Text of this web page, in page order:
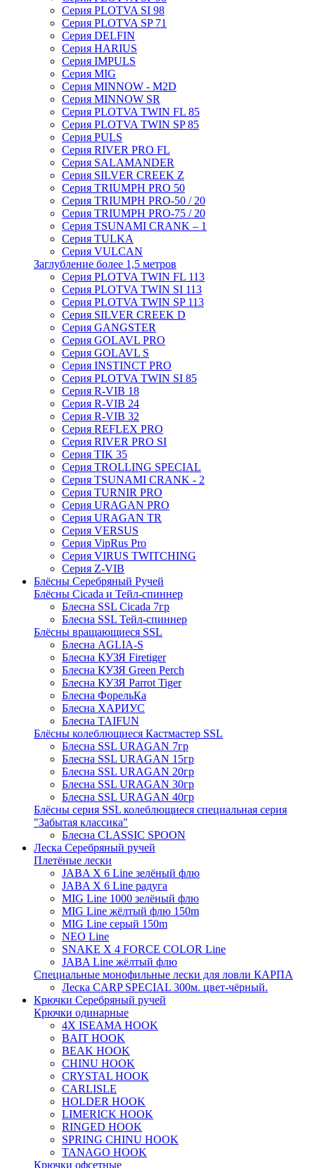
Серия PLOTVA SI 98
Серия PLOTVA SP 71
Серия DELFIN
Серия HARIUS
Серия IMPULS
Серия MIG
Серия MINNOW - M2D
Серия MINNOW SR
Серия PLOTVA TWIN FL 85
Серия PLOTVA TWIN SP 85
Серия PULS
Серия RIVER PRO FL
Серия SALAMANDER
Серия SILVER CREEK Z
Серия TRIUMPH PRO 50
Серия TRIUMPH PRO-50 / 20
Серия TRIUMPH PRO-75 / 20
Серия TSUNAMI CRANK – 1
Серия TULKA
Серия VULCAN
Заглубление более 1,5 метров
Серия PLOTVA TWIN FL 113
Серия PLOTVA TWIN SI 113
Серия PLOTVA TWIN SP 113
Серия SILVER CREEK D
Серия GANGSTER
Серия GOLAVL PRO
Серия GOLAVL S
Серия INSTINCT PRO
Серия PLOTVA TWIN SI 85
Серия R-VIB 18
Серия R-VIB 24
Серия R-VIB 32
Серия REFLEX PRO
Серия RIVER PRO SI
Серия TIK 35
Серия TROLLING SPECIAL
Серия TSUNAMI CRANK - 2
Серия TURNIR PRO
Серия URAGAN PRO
Серия URAGAN TR
Серия VERSUS
Серия VipRus Pro
Серия VIRUS TWITCHING
Серия Z-VIB
Блёсны Серебряный Ручей
Блёсны Cicada и Тейл-спиннер
Блесна SSL Cicada 7гр
Блесна SSL Тейл-спиннер
Блёсны вращающиеся SSL
Блесна AGLIA-S
Блесна КУЗЯ Firetiger
Блесна КУЗЯ Green Perch
Блесна КУЗЯ Parrot Tiger
Блесна ФорельКа
Блесна ХАРИУС
Блесна TAIFUN
Блёсны колеблющиеся Кастмастер SSL
Блесна SSL URAGAN 7гр
Блесна SSL URAGAN 15гр
Блесна SSL URAGAN 20гр
Блесна SSL URAGAN 30гр
Блесна SSL URAGAN 40гр
Блёсны серия SSL колеблющиеся специальная серия
"Забытая классика"
Блесна CLASSIC SPOON
Леска Серебряный ручей
Плетёные лески
JABA X 6 Line зелёный флю
JABA X 6 Line радуга
MIG Line 1000 зелёный флю
MIG Line жёлтый флю 150m
MIG Line серый 150m
NEO Line
SNAKE X 4 FORCE COLOR Line
JABA Line жёлтый флю
Специальные монофильные лески для ловли КАРПА
Леска CARP SPECIAL 300м. цвет-чёрный.
Крючки Серебряный ручей
Крючки одинарные
4X ISEAMA HOOK
BAIT HOOK
BEAK HOOK
CHINU HOOK
CRYSTAL HOOK
CARLISLE
HOLDER HOOK
LIMERICK HOOK
RINGED HOOK
SPRING CHINU HOOK
TANAGO HOOK
Крючки офсетные